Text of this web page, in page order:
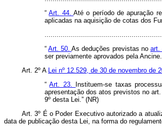
“Art. 44.Até o período de apuração
aplicadas na aquisição de cotas dos
“Art. 50.As deduções previstas no art.
ser previamente aprovados pela
Art. 2º A Lei nº 12.529, de 30 de novembro de
“Art. 23.
Instituem-se taxas
apresentação dos atos previstos no
9º desta Lei.” (NR)
Art. 3º É o Poder Executivo autorizado a
data de publicação desta Lei, na forma do